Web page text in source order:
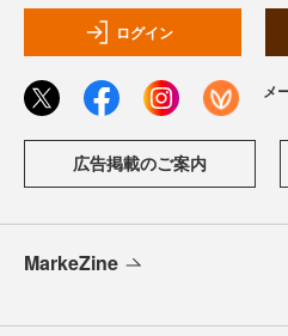
ログイン
メ
広告掲載のご案内
MarkeZine